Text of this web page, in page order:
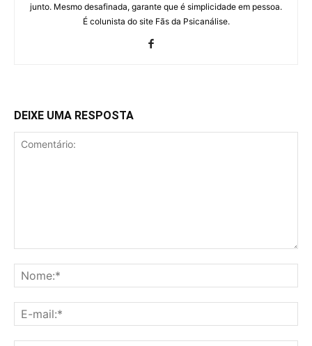
junto. Mesmo desafinada, garante que é simplicidade em pessoa.
É colunista do site Fãs da Psicanálise.
DEIXE UMA RESPOSTA